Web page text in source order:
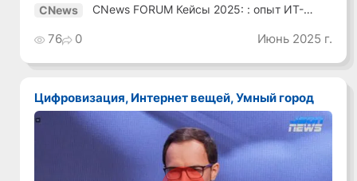
CNews
CNews FORUM Кейсы 2025: : опыт ИТ-
76 0 Июнь 2025 г.
Цифровизация, Интернет вещей, Умный город